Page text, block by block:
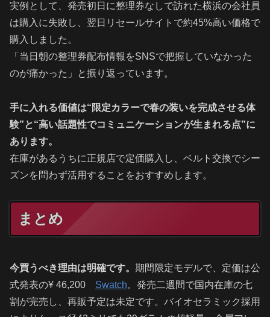
実例として、発売初日に整理券なしで訪れた横浜の会社員
は購入に失敗し、翌日リセールサイトで約45%高い価格で
購入しました。
「当日朝の整理券配布情報をSNSで把握していなかった
のが痛かった」と振り返っています。
手に入れる価値は“限定カラーで春の装いを完成させる体
験”と“高い話題性でコミュニケーションが生まれる点”に
あります。
在庫があるうちに正規店で定価購入し、ベルト交換でシー
ズンを問わず活用することをおすすめします。
まとめ
今買うべき理由は明確です。 期間限定モデルで、定価は公
式発表の¥ 46,200 ​Swatch。発売二週間で国内在庫の七
割が完売し、再販予定は未定です。バイオセラミック採用